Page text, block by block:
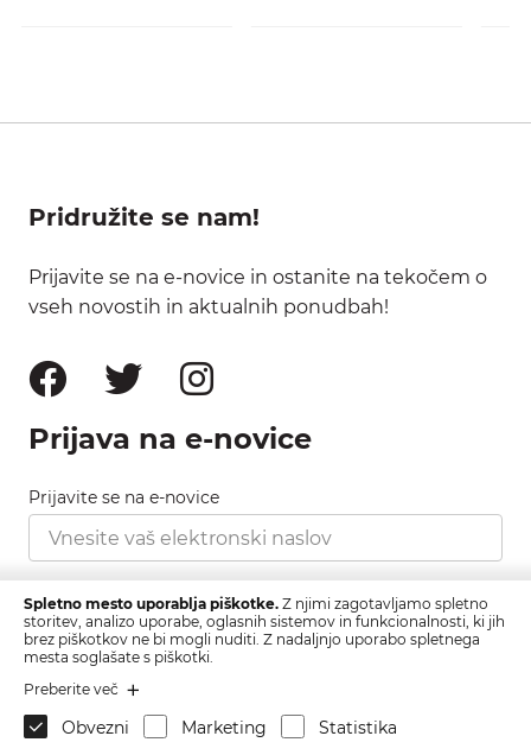
Pridružite se nam!
Prijavite se na e-novice in ostanite na tekočem o
vseh novostih in aktualnih ponudbah!
Prijava na e-novice
Prijavite se na e-novice
Strinjam se s pravilnikom zasebnosti, ki ga najdete
tukaj.
Spletno mesto uporablja piškotke. Z njimi zagotavljamo spletno
storitev, analizo uporabe, oglasnih sistemov in funkcionalnosti, ki jih
brez piškotkov ne bi mogli nuditi. Z nadaljnjo uporabo spletnega
mesta soglašate s piškotki.
Preberite več
Obvezni Marketing Statistika